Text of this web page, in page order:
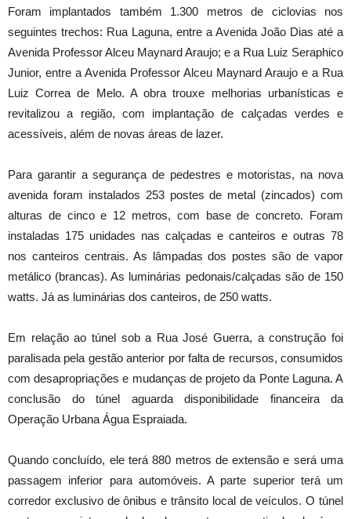
Foram implantados também 1.300 metros de ciclovias nos
seguintes trechos: Rua Laguna, entre a Avenida João Dias até a
Avenida Professor Alceu Maynard Araujo; e a Rua Luiz Seraphico
Junior, entre a Avenida Professor Alceu Maynard Araujo e a Rua
Luiz Correa de Melo. A obra trouxe melhorias urbanísticas e
revitalizou a região, com implantação de calçadas verdes e
acessíveis, além de novas áreas de lazer.
Para garantir a segurança de pedestres e motoristas, na nova
avenida foram instalados 253 postes de metal (zincados) com
alturas de cinco e 12 metros, com base de concreto. Foram
instaladas 175 unidades nas calçadas e canteiros e outras 78
nos canteiros centrais. As lâmpadas dos postes são de vapor
metálico (brancas). As luminárias pedonais/calçadas são de 150
watts. Já as luminárias dos canteiros, de 250 watts.
Em relação ao túnel sob a Rua José Guerra, a construção foi
paralisada pela gestão anterior por falta de recursos, consumidos
com desapropriações e mudanças de projeto da Ponte Laguna. A
conclusão do túnel aguarda disponibilidade financeira da
Operação Urbana Água Espraiada.
Quando concluído, ele terá 880 metros de extensão e será uma
passagem inferior para automóveis. A parte superior terá um
corredor exclusivo de ônibus e trânsito local de veículos. O túnel